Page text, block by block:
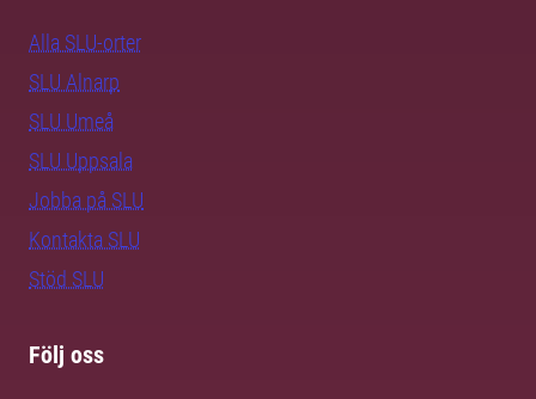
Alla SLU-orter
SLU Alnarp
SLU Umeå
SLU Uppsala
Jobba på SLU
Kontakta SLU
Stöd SLU
Följ oss